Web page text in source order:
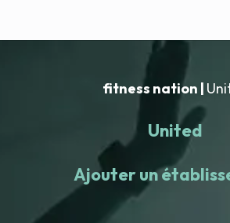
fitness nation |
United
Ajouter un